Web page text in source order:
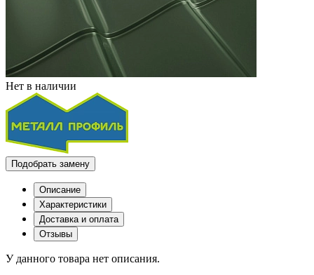
Нет в наличии
Подобрать замену
Описание
Характеристики
Доставка и оплата
Отзывы
У данного товара нет описания.